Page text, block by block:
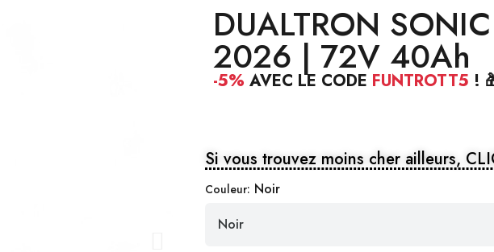
DUALTRON
2026 | 72V 40Ah
-5% AVEC LE CODE FUNTROTT5 !
Si vous trouvez moins cher ailleurs,
Couleur Noir